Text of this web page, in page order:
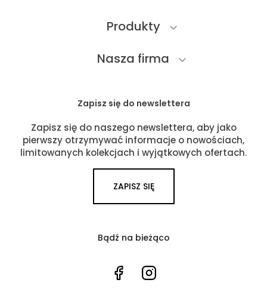
Produkty 
Nasza firma 
Zapisz się do newslettera
Zapisz się do naszego newslettera, aby jako
pierwszy otrzymywać informacje o nowościach,
limitowanych kolekcjach i wyjątkowych ofertach.
ZAPISZ SIĘ
Bądź na bieżąco
Facebook